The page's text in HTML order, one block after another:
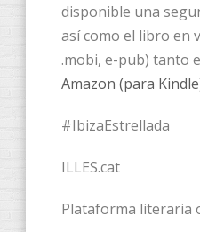
disponible una
así como el libro en
.mobi, e-pub) tanto
Amazon (para
#IbizaEstrellada
ILLES.cat
Plataforma literaria